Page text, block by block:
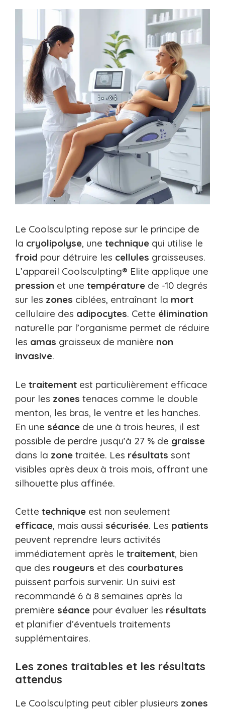
Le Coolsculpting repose sur le principe de
la cryolipolyse, une technique qui utilise le
froid pour détruire les cellules graisseuses.
L’appareil Coolsculpting® Elite applique une
pression et une température de -10 degrés
sur les zones ciblées, entraînant la mort
cellulaire des adipocytes. Cette élimination
naturelle par l’organisme permet de réduire
les amas graisseux de manière non
invasive.
Le traitement est particulièrement efficace
pour les zones tenaces comme le double
menton, les bras, le ventre et les hanches.
En une séance de une à trois heures, il est
possible de perdre jusqu’à 27 % de graisse
dans la zone traitée. Les résultats sont
visibles après deux à trois mois, offrant une
silhouette plus affinée.
Cette technique est non seulement
efficace, mais aussi sécurisée. Les patients
peuvent reprendre leurs activités
immédiatement après le traitement, bien
que des rougeurs et des courbatures
puissent parfois survenir. Un suivi est
recommandé 6 à 8 semaines après la
première séance pour évaluer les résultats
et planifier d’éventuels traitements
supplémentaires.
Les zones traitables et les résultats
attendus
Le Coolsculpting peut cibler plusieurs zones